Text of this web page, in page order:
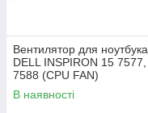
Вентилятор для ноутбука
DELL INSPIRON 15 7577,
7588 (CPU FAN)
(DFS2000054H0T) (Кулер)
В наявності